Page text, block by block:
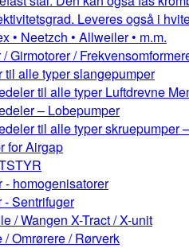
Leveres også i
• Neetzch • Allweiler • m.m.
/ Girmotorer /
til alle typer slangepumper
til alle typer Luftdrevne
– Lobepumper
til alle typer skruepumper
for Airgap
- homogenisatorer
- Sentrifuger
/ Wangen X-Tract / X-unit
/ Omrørere / Rørverk